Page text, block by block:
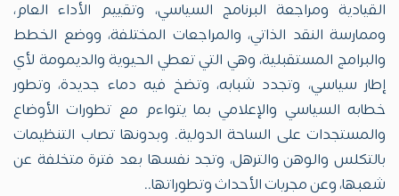
القيادية ومراجعة البرنامج السياسي، وتقييم الأداء العام،
وممارسة النقد الذاتي، والمراجعات المختلفة، ووضع الخطط
والبرامج المستقبلية، وهي التي تعطي الحيوية والديمومة لأي
إطار سياسي، وتجدد شبابه، وتضخ فيه دماء جديدة، وتطور
خطابه السياسي والإعلامي بما يتواءم مع تطورات الأوضاع
والمستجدات على الساحة الدولية. وبدونها تصاب التنظيمات
بالتكلس والوهن والترهل، وتجد نفسها بعد فترة متخلفة عن
شعبها، وعن مجريات الأحداث وتطوراتها..